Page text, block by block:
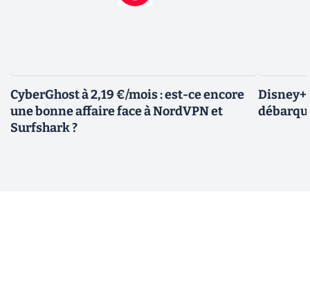
CyberGhost à 2,19 €/mois : est-ce encore
une bonne affaire face à NordVPN et
Surfshark ?
Disney+